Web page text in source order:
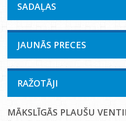
SADAĻAS
JAUNĀS PRECES
RAŽOTĀJI
MĀKSLĪGĀS PLAUŠU